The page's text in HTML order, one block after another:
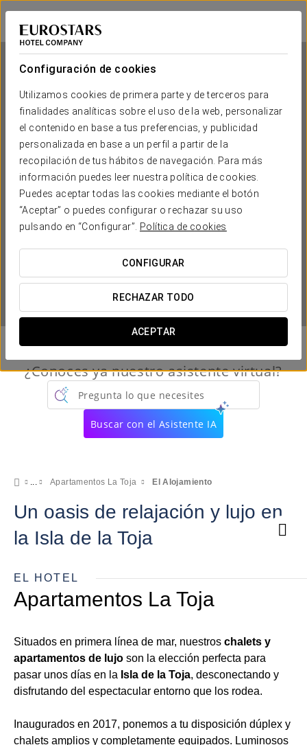
Configuración de cookies
Utilizamos cookies de primera parte y de terceros para
finalidades analíticas sobre el uso de la web, personalizar
el contenido en base a tus preferencias, y publicidad
personalizada en base a un perfil a partir de la
recopilación de tus hábitos de navegación. Para más
información puedes leer nuestra política de cookies.
Puedes aceptar todas las cookies mediante el botón
“Aceptar” o puedes configurar o rechazar su uso
pulsando en “Configurar”.
Política de cookies
CONFIGURAR
RECHAZAR TODO
ACEPTAR
Apartamentos La Toja
PONTEVEDRA - O GROVE
Apartamentos La Toja
PONTEVEDRA - O GROVE
¿CUÁNDO QUIERES IR?
¿Conoces ya nuestro asistente virtual?
Pregunta lo que necesites
Buscar con el Asistente IA
Apartamentos La Toja El Alojamiento
Un oasis de relajación y lujo en
la Isla de la Toja
EL HOTEL
Apartamentos La Toja
Situados en primera línea de mar, nuestros chalets y
apartamentos de lujo son la elección perfecta para
pasar unos días en la Isla de la Toja, desconectando y
disfrutando del espectacular entorno que los rodea.
Inaugurados en 2017, ponemos a tu disposición dúplex y
chalets amplios y completamente equipados. Luminosos